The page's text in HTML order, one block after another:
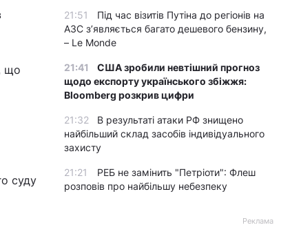
що
суду
21:51
Під час візитів Путіна до регіонів на
АЗС з’являється багато дешевого бензину,
– Le Monde
21:41
США зробили невтішний прогноз
щодо експорту українського збіжжя:
Bloomberg розкрив цифри
21:32
В результаті атаки РФ знищено
найбільший склад засобів індивідуального
захисту
21:21
РЕБ не замінить "Петріоти": Флеш
розповів про найбільшу небезпеку
Реклама